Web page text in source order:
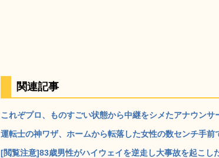
関連記事
これぞプロ、ものすごい状態から中継をシメたアナウン
運転士の神ワザ、ホームから転落した女性の数センチ手
[閲覧注意]83歳男性がハイウェイを逆走し大事故を起こし